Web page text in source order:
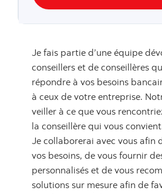
Je fais partie d’une équipe
conseillers et de conseillères
répondre à vos besoins
à ceux de votre entreprise.
veiller à ce que vous
la conseillère qui vous
Je collaborerai avec vous afin
vos besoins, de vous fournir
personnalisés et de vous
solutions sur mesure afin de